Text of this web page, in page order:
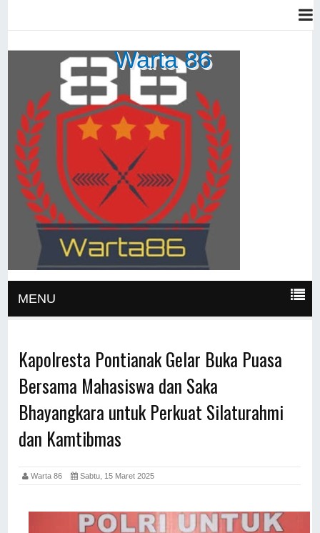
Warta 86
MENU
Kapolresta Pontianak Gelar Buka Puasa
Bersama Mahasiswa dan Saka
Bhayangkara untuk Perkuat Silaturahmi
dan Kamtibmas
Warta 86 Sabtu, 15 Maret 2025